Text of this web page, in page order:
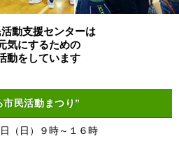
動支援センターは
気にするための
動をしています
民活動まつり”
（日）９時～１６時